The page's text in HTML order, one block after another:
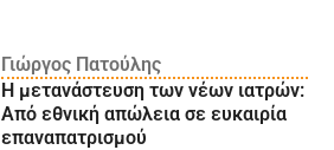
Γιώργος Πατούλης
Η μετανάστευση των νέων ιατρών:
Aπό εθνική απώλεια σε ευκαιρία
επαναπατρισμού